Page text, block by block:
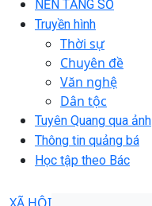
NỀN TẢNG SỐ
Truyền hình
Thời sự
Chuyên đề
Văn nghệ
Dân tộc
Tuyên Quang qua ảnh
Thông tin quảng bá
Học tập theo Bác